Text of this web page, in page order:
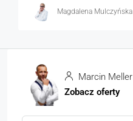
Magdalena Mulczyńska
Marcin Meller
Zobacz oferty